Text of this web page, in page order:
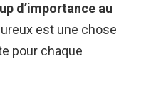
d’importance au
est une chose
pour chaque